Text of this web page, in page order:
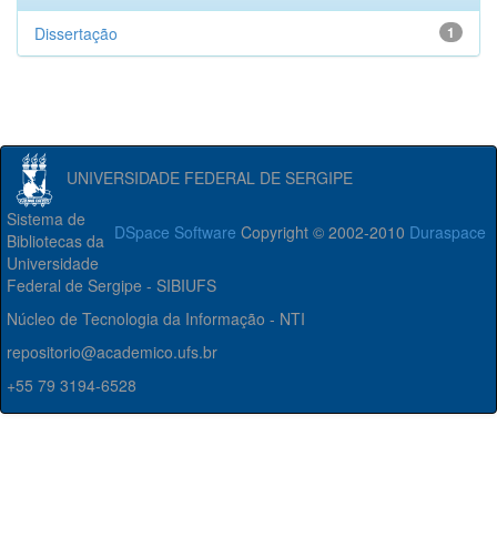
1
Dissertação
UNIVERSIDADE FEDERAL DE SERGIPE
DSpace Software Copyright © 2002-2010 Duraspace
Sistema de
Bibliotecas da
Universidade
Federal de Sergipe - SIBIUFS
Núcleo de Tecnologia da Informação - NTI
repositorio@academico.ufs.br
+55 79 3194-6528